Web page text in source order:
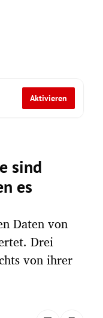
Aktivieren
sind
es
Daten von
Drei
von ihrer